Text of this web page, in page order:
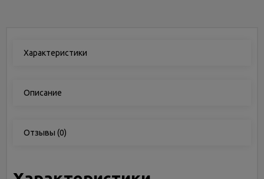
Характеристики
Описание
Отзывы (0)